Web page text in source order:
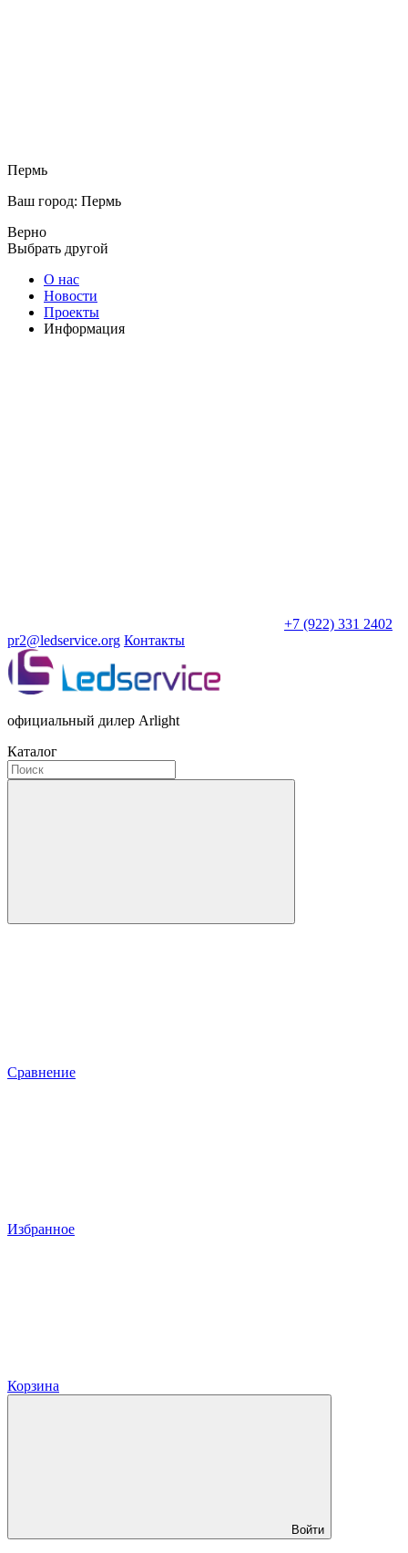
Пермь
Ваш город: Пермь
Верно
Выбрать другой
О нас
Новости
Проекты
Информация
+7 (922) 331 2402
pr2@ledservice.org Контакты
официальный дилер Arlight
Каталог
Сравнение
Избранное
Корзина
Войти